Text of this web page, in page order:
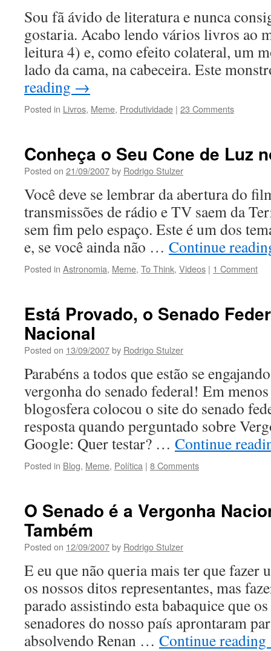
Sou fã ávido de literatura e nunca
gostaria. Acabo lendo vários livros ao
leitura 4) e, como efeito colateral, um
lado da cama, na cabeceira. Este
reading →
Posted in Livros, Meme, Produtividade | 23 Comments
Conheça o Seu Cone de Luz
Posted on 21/09/2007by Rodrigo Stulzer
Você deve se lembrar da abertura do
transmissões de rádio e TV saem da
sem fim pelo espaço. Este é um dos
e, se você ainda não … Continue
Posted in Astronomia, Meme, To Think, Videos | 1 Comment
Está Provado, o Senado
Nacional
Posted on 13/09/2007by Rodrigo Stulzer
Parabéns a todos que estão se
vergonha do senado federal! Em
blogosfera colocou o site do senado
resposta quando perguntado sobre
Google: Quer testar? … Continue
Posted in Blog, Meme, Política | 8 Comments
O Senado é a Vergonha
Também
Posted on 12/09/2007by Rodrigo Stulzer
E eu que não queria mais ter que fazer
os nossos ditos representantes, mas
parado assistindo esta babaquice que
senadores do nosso país aprontaram
absolvendo Renan … Continue reading